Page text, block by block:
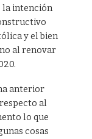
la intención
y el bien
al renovar
anterior
al
lo que
cosas